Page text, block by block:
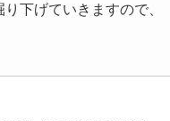
下げていきますので、